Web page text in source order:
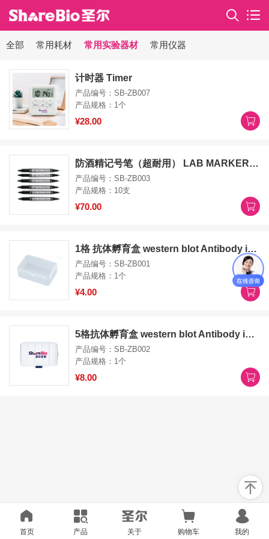
全部 常用耗材 常用实验器材 常用仪器
计时器 Timer
产品编号：SB-ZB007
产品规格：1个
¥28.00
防酒精记号笔（超耐用） LAB MARKER (Alcohol-Resistant, Black)
产品编号：SB-ZB003
产品规格：10支
¥70.00
1格 抗体孵育盒 western blot Antibody incubation box 1 hole
产品编号：SB-ZB001
产品规格：1个
¥4.00
5格抗体孵育盒 western blot Antibody incubation box 5 hole
产品编号：SB-ZB002
产品规格：1个
¥8.00
首页 产品 关于 购物车 我的